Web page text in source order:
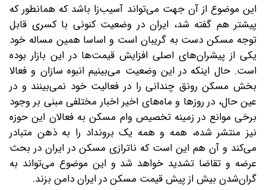
این موضوع از آن جهت می‌تواند آسیب‌زا باشد که همانطور که
پیشتر هم گفته شد، ایران در وضعیت کنونی با کسری قابل
توجه مسکن دست به گریبان است و اساسا همین مساله خود
یکی از پیشران‌های اصلی افزایش قیمت‌ها در این بازار بوده
است. حال اینکه در این وضعیت می‌بینیم انبوه سازان و فعالا
بخش مسکن رونق چندانی را در فعالیت خود نمی‌بینند و در
عین حال، در روز‌ها و ماه‌های اخیر اخبار مختلفی مبنی بر وجود
برخی موانع در زمینه تخصیص وام مسکن به فعالان این حوزه
نیز منتشر شده، همه و همه یک برونداد را به ذهن متبادر
می‌کند و آن هم این است که ناترازی مسکن در ایران در بحث
عرضه و تقاضا تشدید خواهد شد و این موضوع می‌تواند به
گران‌شدن بیش از پیش قیمت مسکن در ایران دامن بزند.